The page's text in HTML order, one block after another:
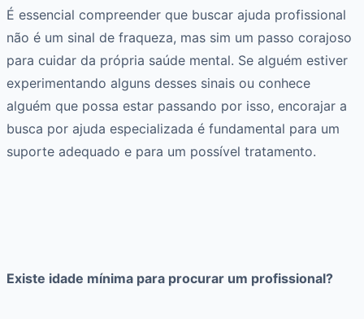
É essencial compreender que buscar ajuda profissional
não é um sinal de fraqueza, mas sim um passo corajoso
para cuidar da própria saúde mental. Se alguém estiver
experimentando alguns desses sinais ou conhece
alguém que possa estar passando por isso, encorajar a
busca por ajuda especializada é fundamental para um
suporte adequado e para um possível tratamento.
Existe idade mínima para procurar um profissional?